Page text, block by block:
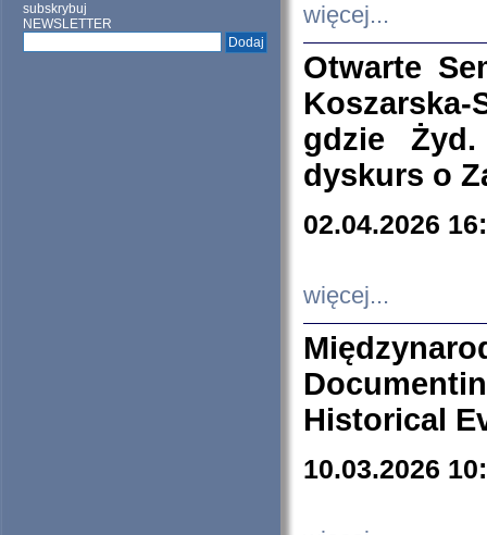
subskrybuj
NEWSLETTER
więcej...
Otwarte
Koszarska-
gdzie
dyskurs o
02.04.2026
więcej...
Historical
10.03.2026